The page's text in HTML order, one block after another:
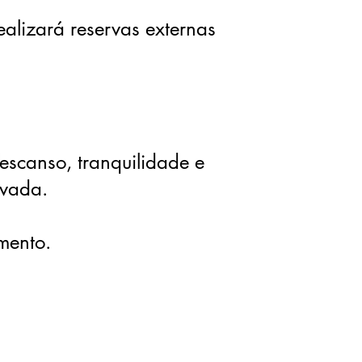
reservas externas
tranquilidade e